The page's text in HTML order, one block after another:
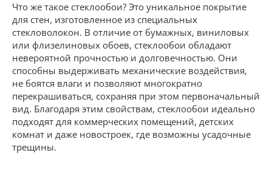
Что же такое стеклообои? Это уникальное покрытие
для стен, изготовленное из специальных
стекловолокон. В отличие от бумажных, виниловых
или флизелиновых обоев, стеклообои обладают
невероятной прочностью и долговечностью. Они
способны выдерживать механические воздействия,
не боятся влаги и позволяют многократно
перекрашиваться, сохраняя при этом первоначальный
вид. Благодаря этим свойствам, стеклообои идеально
подходят для коммерческих помещений, детских
комнат и даже новостроек, где возможны усадочные
трещины.